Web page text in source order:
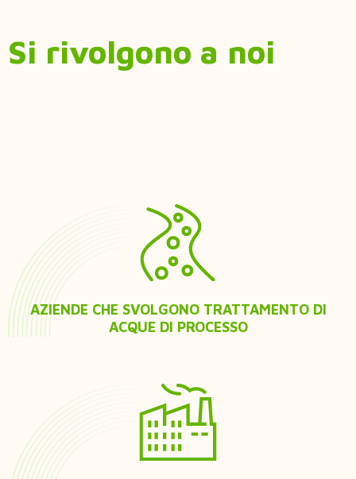
Si rivolgono a noi
AZIENDE CHE SVOLGONO TRATTAMENTO DI
ACQUE DI PROCESSO